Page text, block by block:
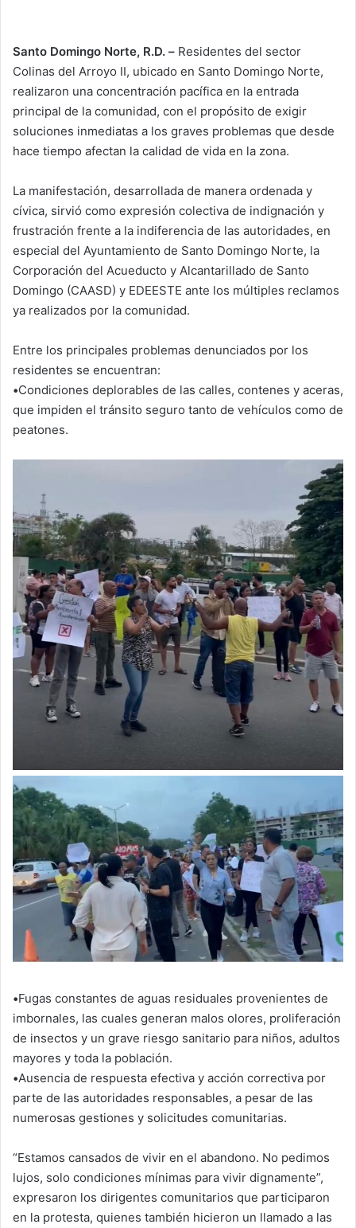
Santo Domingo Norte, R.D. – Residentes del sector
Colinas del Arroyo II, ubicado en Santo Domingo Norte,
realizaron una concentración pacífica en la entrada
principal de la comunidad, con el propósito de exigir
soluciones inmediatas a los graves problemas que desde
hace tiempo afectan la calidad de vida en la zona.
La manifestación, desarrollada de manera ordenada y
cívica, sirvió como expresión colectiva de indignación y
frustración frente a la indiferencia de las autoridades, en
especial del Ayuntamiento de Santo Domingo Norte, la
Corporación del Acueducto y Alcantarillado de Santo
Domingo (CAASD) y EDEESTE ante los múltiples reclamos
ya realizados por la comunidad.
Entre los principales problemas denunciados por los
residentes se encuentran:
•Condiciones deplorables de las calles, contenes y aceras,
que impiden el tránsito seguro tanto de vehículos como de
peatones.
•Fugas constantes de aguas residuales provenientes de
imbornales, las cuales generan malos olores, proliferación
de insectos y un grave riesgo sanitario para niños, adultos
mayores y toda la población.
•Ausencia de respuesta efectiva y acción correctiva por
parte de las autoridades responsables, a pesar de las
numerosas gestiones y solicitudes comunitarias.
“Estamos cansados de vivir en el abandono. No pedimos
lujos, solo condiciones mínimas para vivir dignamente”,
expresaron los dirigentes comunitarios que participaron
en la protesta, quienes también hicieron un llamado a las